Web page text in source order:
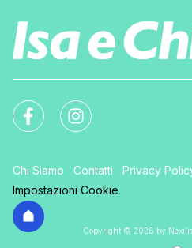
Chi Siamo Contatti Privacy
Impostazioni Cookie
Copyright © 2026 by